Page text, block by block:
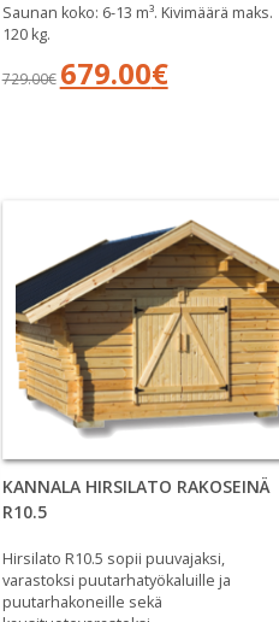
Saunan koko: 6-13 m³. Kivimäärä maks.
120 kg.
729.00€
Alkuperäinen
hinta
679.00€Nykyinen
hinta
KANNALA HIRSILATO RAKOSEINÄ
R10.5
Hirsilato R10.5 sopii puuvajaksi,
varastoksi puutarhatyökaluille ja
puutarhakoneille sekä